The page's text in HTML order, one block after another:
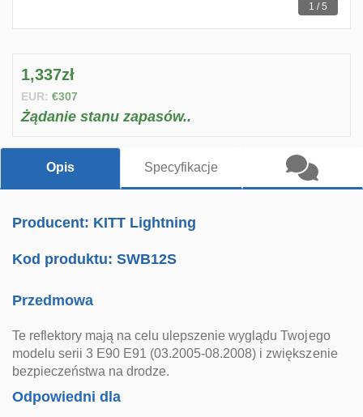
1 / 5
1,337zł
EUR: €307
Żądanie stanu zapasów..
Opis Specyfikacje
Producent: KITT Lightning
Kod produktu:SWB12S
Przedmowa
Te reflektory mają na celu ulepszenie wyglądu Twojego
modelu serii 3 E90 E91 (03.2005-08.2008) i zwiększenie
bezpieczeństwa na drodze.
Odpowiedni dla